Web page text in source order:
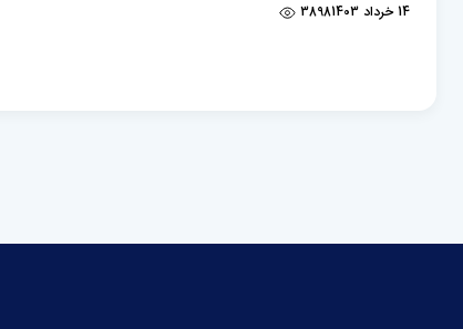
14 خرداد 1403 3898